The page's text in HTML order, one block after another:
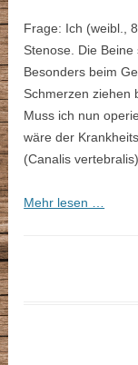
Frage: Ich (weibl.,
Stenose. Die
Besonders beim
Schmerzen ziehen
Muss ich nun
wäre der
(Canalis
Mehr lesen …